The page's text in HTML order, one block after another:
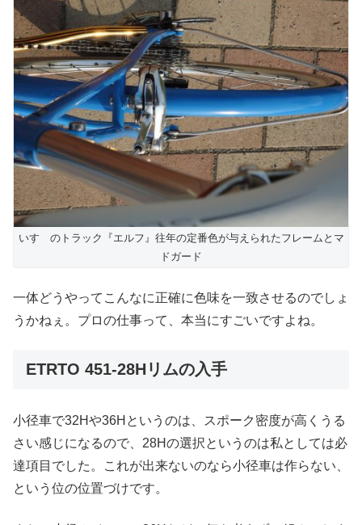
いすゞのトラック『エルフ』往年の定番色が与えられたフレームとマ
ドガード
一体どうやってこんなに正確に色味を一致させるのでしょ
うかねぇ。プロの仕事って、本当にすごいですよね。
ETRTO 451-28Hリムの入手
小径車で32Hや36Hというのは、スポーク密度が高くうる
さい感じになるので、28Hの選択というのは私としては必
達項目でした。これが出来ないのなら小径車は作らない、
という位の位置づけです。